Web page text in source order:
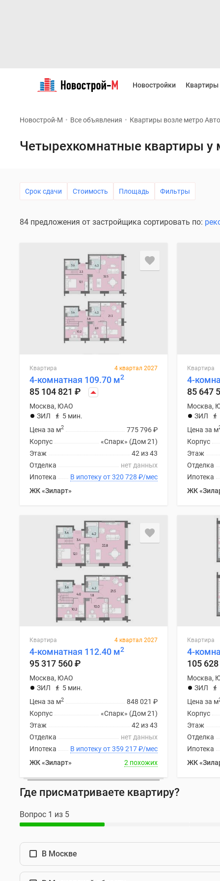
Новостройки
Новостройки
Новостройки
Специальные
Подмосковья
комнатные
комнатные
комнатные
Квартиры
калькулятор
Покупателю
Экспертиза
новостроек
Контакты
Машино-
#траншевая
Квартиры
скидками
Новостройки Квартиры
Новострой-М • Все объявления • Квартиры возле метро
Четырехкомнатные квартиры у
Срок сдачи Стоимость Площадь Фильтры
84 предложения от застройщика сортировать по:
Квартира 4 квартал 2027
4-комнатная 109.70 м2
85 104 821 ₽
Москва, ЮАО
ЗИЛ
5 мин.
775 796₽
Цена за м2
«Спарк» (Дом 21)
Корпус
42 из 43
Этаж
нет данных
Отделка
В ипотеку от 320 728 ₽/мес
Ипотека
ЖК «Зиларт»
Квартира
4-
85 647
Москва,
ЗИЛ
Цена за м
Корпус
Этаж
Отделка
Ипотека
ЖК
Квартира 4 квартал 2027
4-комнатная 112.40 м2
95 317 560₽
Москва, ЮАО
ЗИЛ
5 мин.
848 021 ₽
Цена за м2
«Спарк» (Дом 21)
Корпус
42 из 43
Этаж
нет данных
Отделка
В ипотеку от 359 217₽/мес
Ипотека
ЖК «Зиларт»
2 похожих
Квартира
4-
105 628
Москва,
ЗИЛ
Цена за м
Корпус
Этаж
Отделка
Ипотека
ЖК
Где присматриваете квартиру?
Вопрос 1 из 5
В Москве